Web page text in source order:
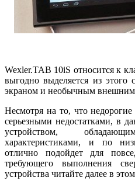
Wexler.TAB 10iS относится к
выгодно выделяется из
экраном и необычным
Несмотря на то, что
серьезными недостатками, в
устройством,
характеристиками, и по
отлично подойдет для
требующего выполнения
устройства читайте далее в